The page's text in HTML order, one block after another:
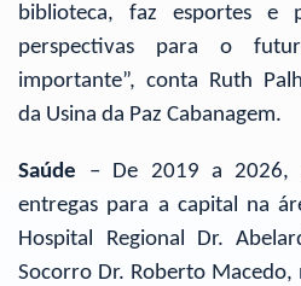
biblioteca, faz esportes e
perspectivas para o
importante”, conta Ruth
da Usina da Paz Cabanagem.
Saúde – De 2019 a 2026,
entregas para a capital na
Hospital Regional Dr.
Socorro Dr. Roberto Macedo,